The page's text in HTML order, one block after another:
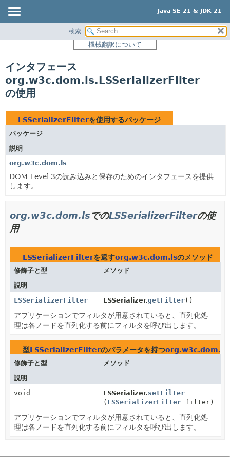
Java SE 21 & JDK 21
パッケージ
クラス
使用
ツリー
新規
非推奨
索引
検索
機械翻訳について
インタフェース
org.w3c.dom.ls.LSSerializerFilter
の使用
LSSerializerFilterを使用するパッケージ
パッケージ
説明
org.w3c.dom.ls
DOM Level 3の読み込みと保存のためのインタフェースを提供
します。
org.w3c.dom.lsでのLSSerializerFilterの使
用
LSSerializerFilterを返すorg.w3c.dom.lsのメソッド
修飾子と型
メソッド
説明
LSSerializerFilter
LSSerializer.getFilter()
アプリケーションでフィルタが用意されていると、直列化処
理は各ノードを直列化する前にフィルタを呼び出します。
型LSSerializerFilterのパラメータを持つorg.w3c.dom.ls
修飾子と型
メソッド
説明
void
LSSerializer.setFilter
( LSSerializerFilter filter)
アプリケーションでフィルタが用意されていると、直列化処
理は各ノードを直列化する前にフィルタを呼び出します。